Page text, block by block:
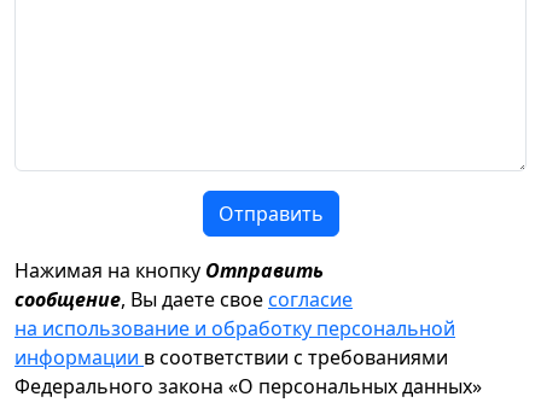
Отправить
Нажимая на кнопку Отправить
сообщение, Вы даете своесогласие
на использование и обработку персональной
информации в соответствии с требованиями
Федерального закона «О персональных данных»